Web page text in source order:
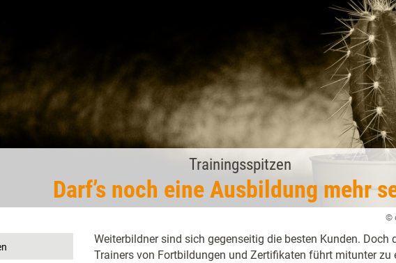
Trainingsspitzen
Darf’s noch eine Ausbildung mehr
©
Weiterbildner sind sich gegenseitig die besten Kunden.
Trainers von Fortbildungen und Zertifikaten führt mitunter zu